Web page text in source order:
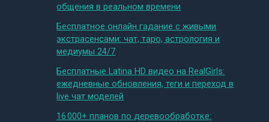
общения в реальном времени
Бесплатное онлайн гадание с живыми
экстрасенсами: чат, таро, астрология и
медиумы 24/7
Бесплатные Latina HD видео на RealGirls:
ежедневные обновления, теги и переход в
live чат моделей
16 000+ планов по деревообработке: